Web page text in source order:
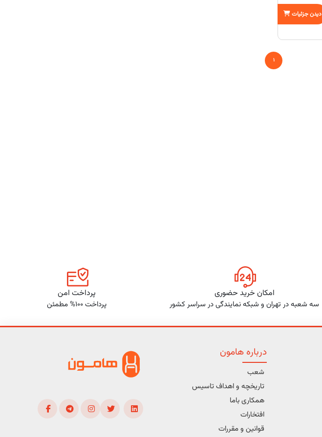
دیدن جزئیات
1
امکان خرید حضوری
سه شعبه در تهران و شبکه نمایندگی در سراسر کشور
پرداخت امن
پرداخت 100% مطمئن
درباره هامون
شعب
تاریخچه و اهداف تاسیس
همکاری باما
افتخارات
قوانین و مقررات